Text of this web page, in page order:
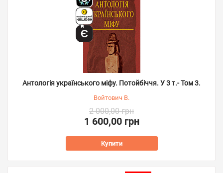
Антологія українського міфу. Потойбіччя. У 3 т.- Том 3.
Войтович В.
2 000,00 грн
1 600,00 грн
Купити